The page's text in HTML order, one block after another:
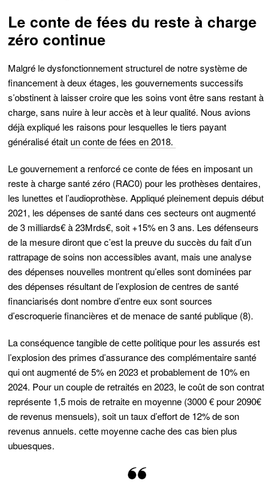
Le conte de fées du reste à charge
zéro continue
Malgré le dysfonctionnement structurel de notre système de
financement à deux étages, les gouvernements successifs
s’obstinent à laisser croire que les soins vont être sans restant à
charge, sans nuire à leur accès et à leur qualité. Nous avions
déjà expliqué les raisons pour lesquelles le tiers payant
généralisé était un conte de fées en 2018.
Le gouvernement a renforcé ce conte de fées en imposant un
reste à charge santé zéro (RAC0) pour les prothèses dentaires,
les lunettes et l’audioprothèse. Appliqué pleinement depuis début
2021, les dépenses de santé dans ces secteurs ont augmenté
de 3 milliards€ à 23Mrds€, soit +15% en 3 ans. Les défenseurs
de la mesure diront que c’est la preuve du succès du fait d’un
rattrapage de soins non accessibles avant, mais une analyse
des dépenses nouvelles montrent qu’elles sont dominées par
des dépenses résultant de l’explosion de centres de santé
financiarisés dont nombre d’entre eux sont sources
d’escroquerie financières et de menace de santé publique (8).
La conséquence tangible de cette politique pour les assurés est
l’explosion des primes d’assurance des complémentaire santé
qui ont augmenté de 5% en 2023 et probablement de 10% en
2024. Pour un couple de retraités en 2023, le coût de son contrat
représente 1,5 mois de retraite en moyenne (3000 € pour 2090€
de revenus mensuels), soit un taux d’effort de 12% de son
revenus annuels. cette moyenne cache des cas bien plus
ubuesques.